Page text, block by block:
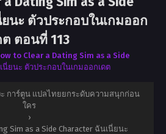
นะ ตัวประกอบในเกมออก
ต ตอนที่ 113
to Clear a Dating Sim as a Side
ยนะ ตัวประกอบในเกมออกเดต
ะ การ์ตูน แปลไทยยกระดับความสนุกก่อน
ใคร
›
Sim as a Side Character ฉันเนี่ยนะ